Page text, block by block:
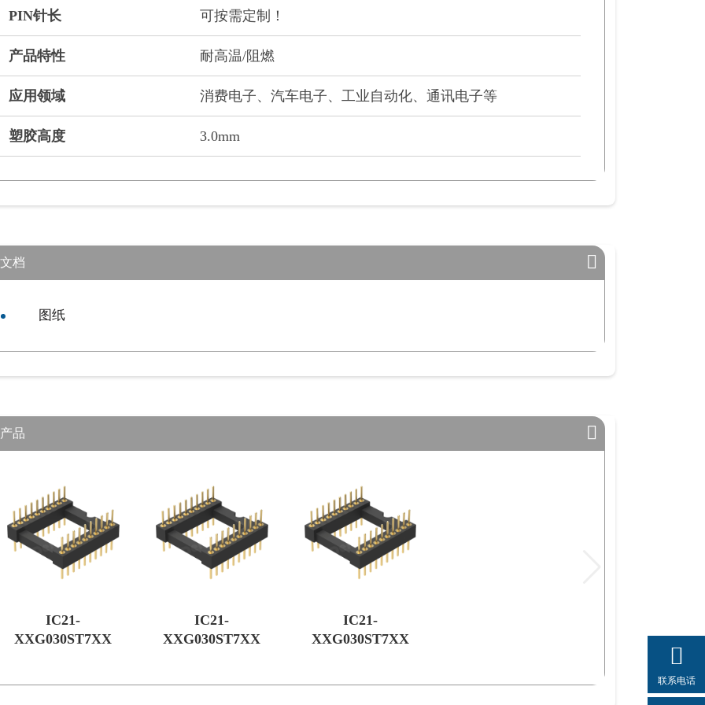
PIN针长 可按需定制！
产品特性 耐高温/阻燃
应用领域 消费电子、汽车电子、工业自动化、通讯电子等
塑胶高度 3.0mm
档
图纸
品
IC21-
XXG030ST7XX
IC21-
XXG030ST7XX
IC21-
XXG030ST7XX
联系电话